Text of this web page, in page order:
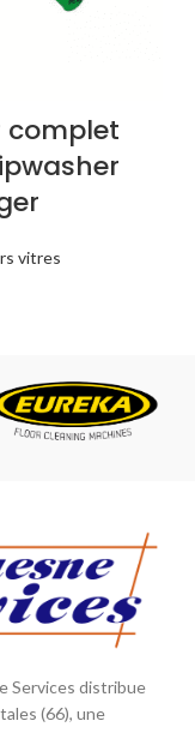
complet
vitres
Services distribue
(66), une